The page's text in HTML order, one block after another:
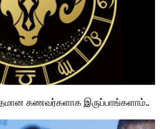
கணவர்களாக இருப்பாங்களாம்..